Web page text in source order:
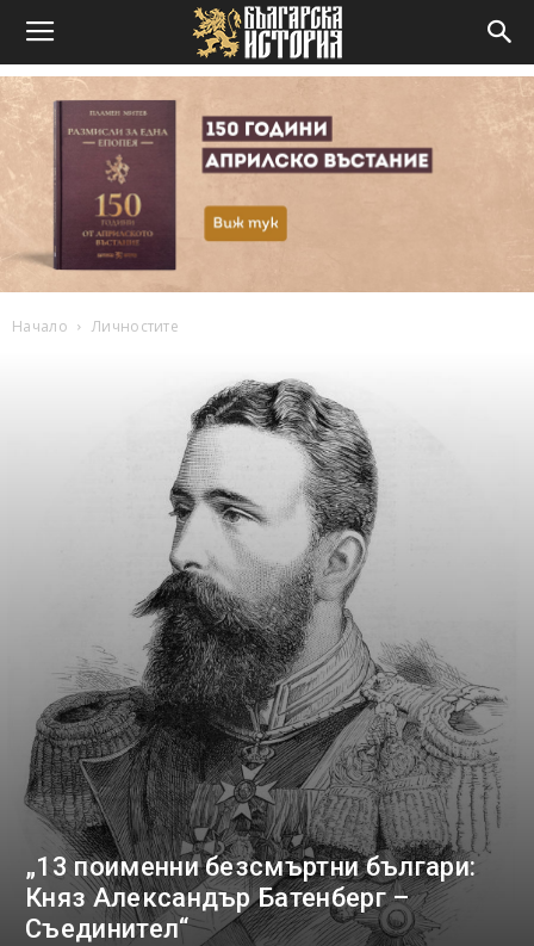
Начало Личностите
„13 поименни безсмъртни българи:
Княз Александър Батенберг –
Съединител“